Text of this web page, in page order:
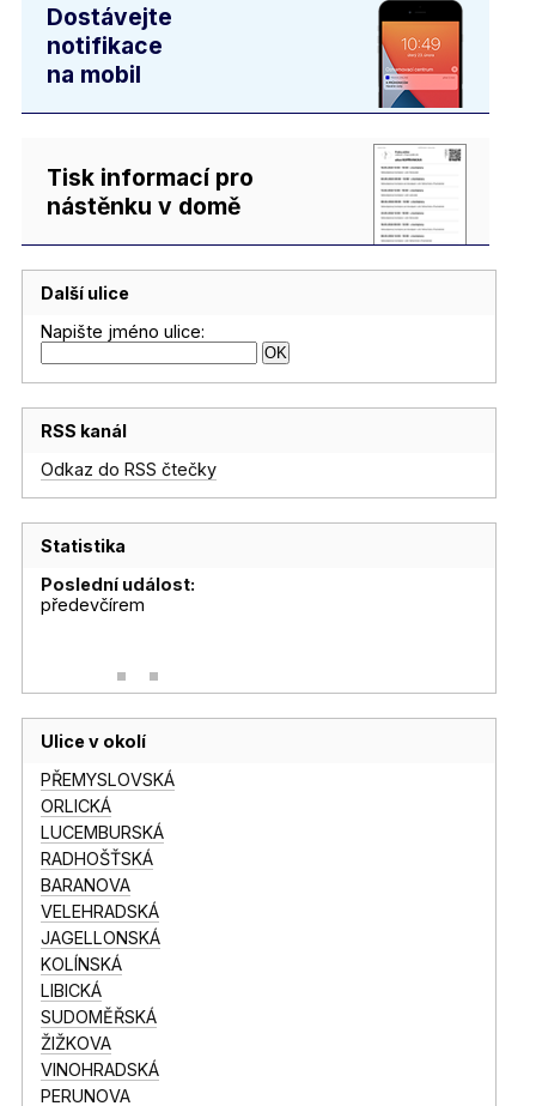
Dostávejte
notifikace
na mobil
Tisk informací pro
nástěnku v domě
Další ulice
Napište jméno ulice:
RSS kanál
Odkaz do RSS čtečky
Statistika
Poslední událost:
předevčírem
Ulice v okolí
PŘEMYSLOVSKÁ
ORLICKÁ
LUCEMBURSKÁ
RADHOŠŤSKÁ
BARANOVA
VELEHRADSKÁ
JAGELLONSKÁ
KOLÍNSKÁ
LIBICKÁ
SUDOMĚŘSKÁ
ŽIŽKOVA
VINOHRADSKÁ
PERUNOVA